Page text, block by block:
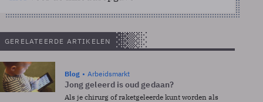
GERELATEERDE ARTIKELEN
Blog Arbeidsmarkt
Jong geleerd is oud gedaan?
Als je chirurg of raketgeleerde kunt worden als